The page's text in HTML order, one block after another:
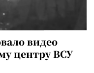
видео
центру ВСУ